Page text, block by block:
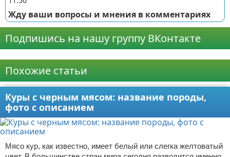
Жду ваши вопросы и мнения в комментариях
Подпишись на нашу группу ВКонтакте
Похожие статьи
Куры с черным мясом: название породы,
фото с описанием
Мясо кур, как известно, имеет белый или слегка желтоватый